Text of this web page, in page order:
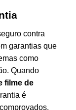
contra
garantias que
como
Quando
filme de
é